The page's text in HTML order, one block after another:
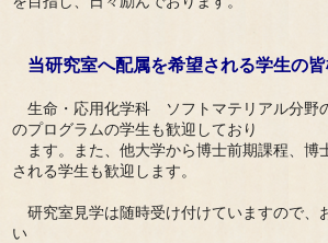
当研究室へ配属を希望される学生の
生命・応用化学科 ソフトマテリアル分野
のプログラムの学生も歓迎しており
ます。また、他大学から博士前期課程、博
される学生も歓迎します。
研究室見学は随時受け付けていますので、
い